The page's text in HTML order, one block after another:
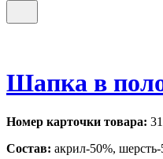
Шапка в
Номер карточки товара:
Состав: акрил-50%,